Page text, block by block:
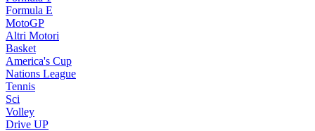
Formula E
MotoGP
Altri Motori
Basket
America's Cup
Nations League
Tennis
Sci
Volley
Drive UP